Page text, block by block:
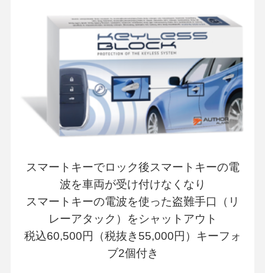
スマートキーでロック後スマートキーの電
波を車両が受け付けなくなり
スマートキーの電波を使った盗難手口（リ
レーアタック）をシャットアウト
税込60,500円（税抜き55,000円）キーフォ
ブ2個付き